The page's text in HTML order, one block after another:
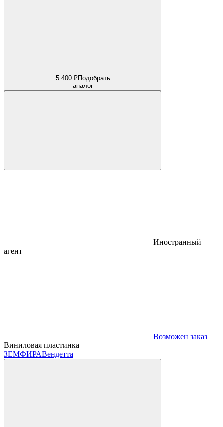
5 400 ₽Подобрать
аналог
Иностранный
агент
Возможен заказ
Виниловая пластинка
ЗЕМФИРАВендетта